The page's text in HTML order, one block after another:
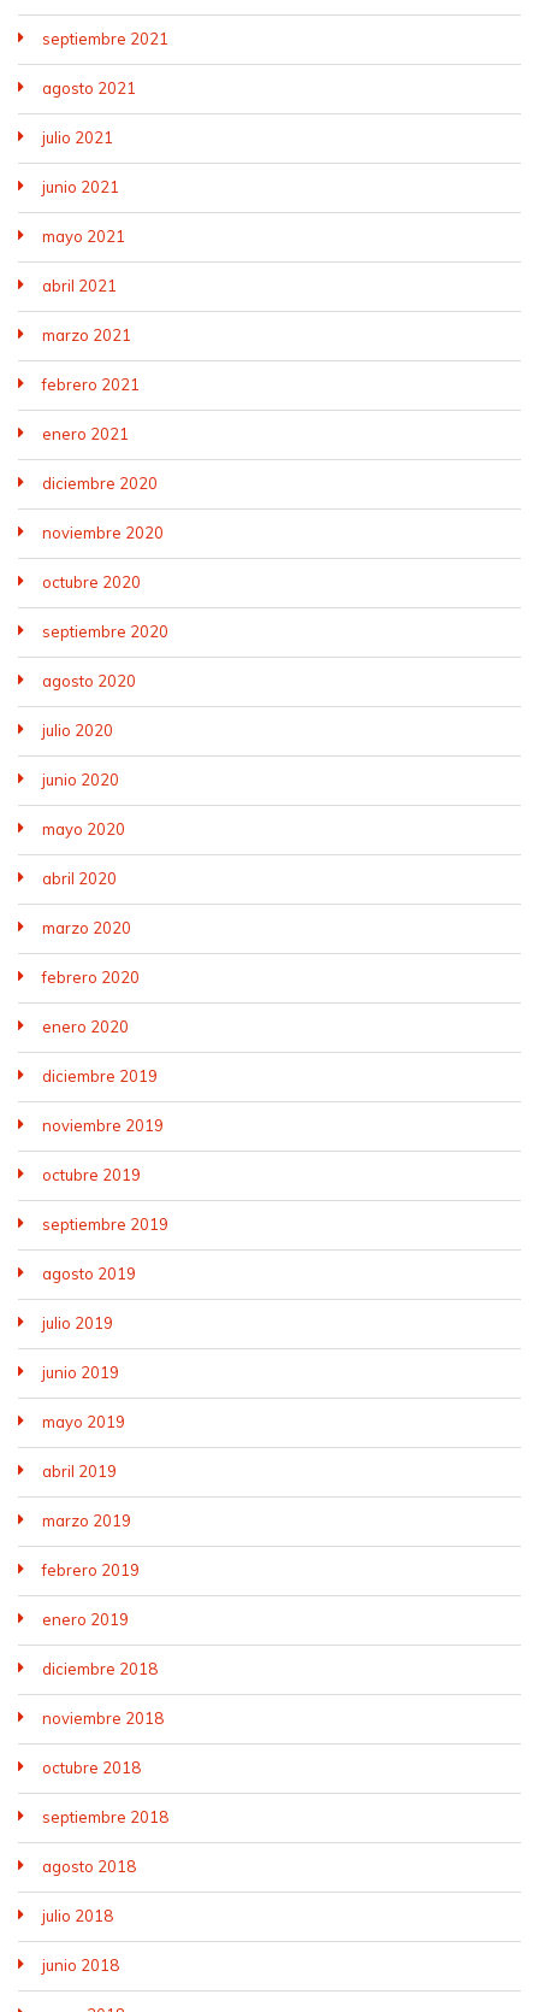
septiembre 2021
agosto 2021
julio 2021
junio 2021
mayo 2021
abril 2021
marzo 2021
febrero 2021
enero 2021
diciembre 2020
noviembre 2020
octubre 2020
septiembre 2020
agosto 2020
julio 2020
junio 2020
mayo 2020
abril 2020
marzo 2020
febrero 2020
enero 2020
diciembre 2019
noviembre 2019
octubre 2019
septiembre 2019
agosto 2019
julio 2019
junio 2019
mayo 2019
abril 2019
marzo 2019
febrero 2019
enero 2019
diciembre 2018
noviembre 2018
octubre 2018
septiembre 2018
agosto 2018
julio 2018
junio 2018